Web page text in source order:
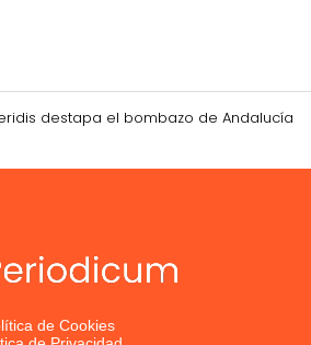
destapa el bombazo de Andalucía
de Cookies